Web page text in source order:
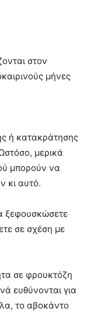
στον
μήνες
ή κατακράτησης
μερικά
μπορούν να
κι αυτό.
ξεφουσκώσετε
σε σχέση με
σε φρουκτόζη
ευθύνονται για
το αβοκάντο